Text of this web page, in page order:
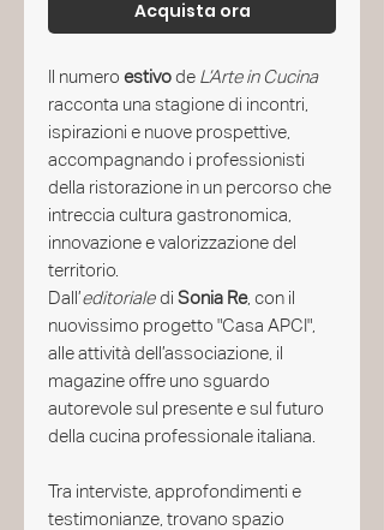
Acquista ora
Il numero estivode L’Arte in Cucina
racconta una stagione di incontri,
ispirazioni e nuove prospettive,
accompagnando i professionisti
della ristorazione in un percorso che
intreccia cultura gastronomica,
innovazione e valorizzazione del
territorio.
Dall’editoriale di Sonia Re, con il
nuovissimo progetto "Casa APCI",
alle attività dell’associazione, il
magazine offre uno sguardo
autorevole sul presente e sul futuro
della cucina professionale italiana.
Tra interviste, approfondimenti e
testimonianze, trovano spazio